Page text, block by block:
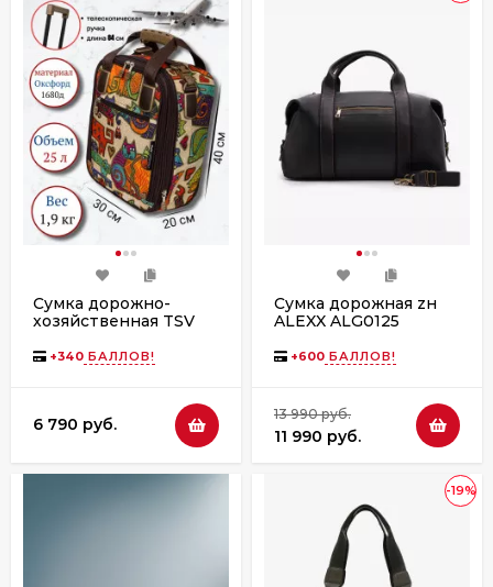
Сумка дорожно-
хозяйственная TSV
коричневая
+340 БАЛЛОВ!
6 790 руб.
Сумка дорожная zн
ALEXX ALG0125
+600 БАЛЛОВ!
13 990 руб.
11 990 руб.
-19%